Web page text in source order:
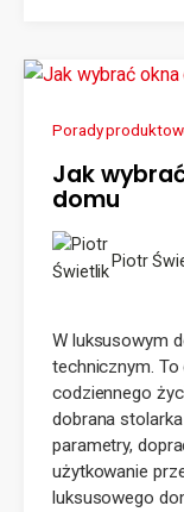
Porady
Jak
domu
Piotr
W luksusowym
technicznym.
codziennego
dobrana
parametry,
użytkowanie
luksusowego